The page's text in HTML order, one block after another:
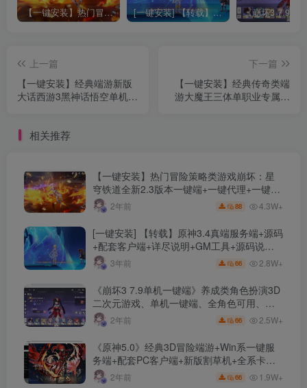
【一键安装】热门冒险策略类游戏崩坏：星穹铁道全新2.3版本一键端+一键代理+一键启动+免虚拟机 [一键安装] 【转载】原神3.4真端服务端+源码+配套客户端+详尽说明+GM工具+源码说明文件
上一篇
【一键安装】经典端游新版
大话西游3黑神话悟空单机完
+单机一键端
下一篇
【一键安装】经典传奇类端
游大魔王三体单职业专属变
相关推荐
【一键安装】热门冒险策略类游戏崩坏：星
穹铁道全新2.3版本一键端+一键代理+一键启
动+免虚拟机
2年前 88 4.3W+
[一键安装] 【转载】原神3.4真端服务端+源码
+配套客户端+详尽说明+GM工具+源码说明
文件3年前 66 2.8W+
《崩坏3 7.9单机一键端》养成类角色扮演3D
二次元游戏、单机一键端、全角色可用、无
限资源、附带保姆级安装教程
2年前 66 2.5W+
《原神5.0》经典3D冒险端游+Win系一键服
务端+配套PC客户端+新版割草机+全系卡池
文件2年前 66 1.9W+